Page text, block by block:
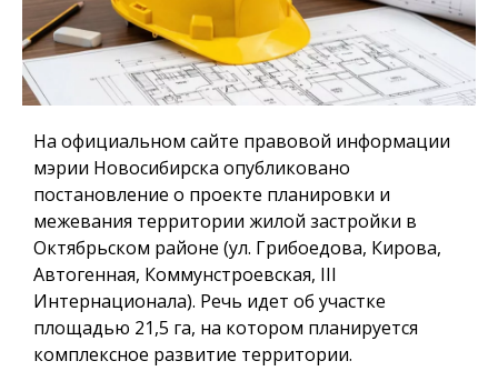
На официальном сайте правовой информации
мэрии Новосибирска опубликовано
постановление о проекте планировки и
межевания территории жилой застройки в
Октябрьском районе (ул. Грибоедова, Кирова,
Автогенная, Коммунстроевская, III
Интернационала). Речь идет об участке
площадью 21,5 га, на котором планируется
комплексное развитие территории.